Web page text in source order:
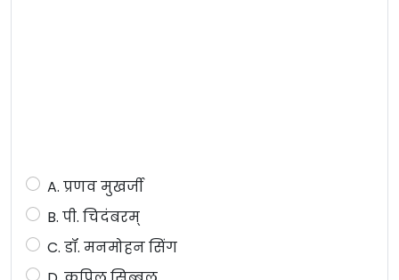
A. प्रणव मुखर्जी
B. पी. चिदंबरम्
C. डॉ. मनमोहन सिंग